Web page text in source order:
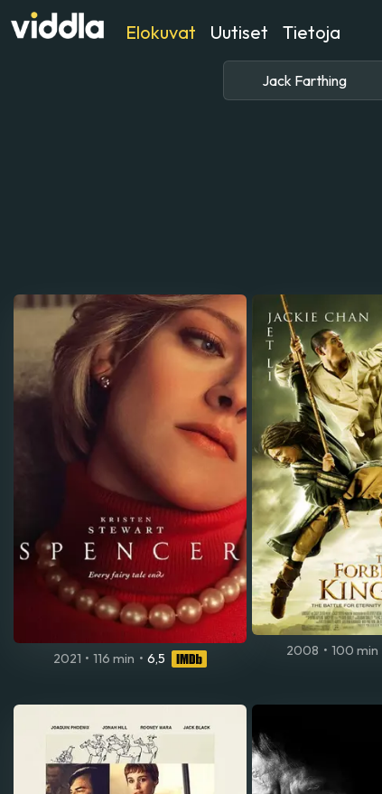
Elokuvat Uutiset Tietoja
2021 • 116 min • 6,5
2008 • 100 min